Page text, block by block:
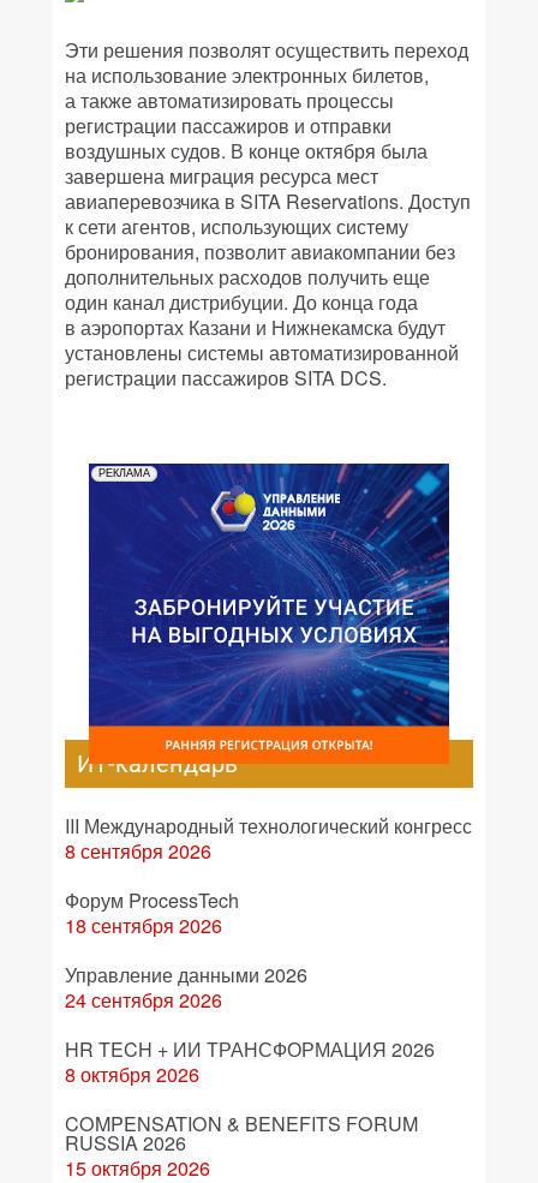
Эти решения позволят осуществить переход
на использование электронных билетов,
а также автоматизировать процессы
регистрации пассажиров и отправки
воздушных судов. В конце октября была
завершена миграция ресурса мест
авиаперевозчика в SITA Reservations. Доступ
к сети агентов, использующих систему
бронирования, позволит авиакомпании без
дополнительных расходов получить еще
один канал дистрибуции. До конца года
в аэропортах Казани и Нижнекамска будут
установлены системы автоматизированной
регистрации пассажиров SITA DCS.
РЕКЛАМА
ИТ-календарь
III Международный технологический конгресс
8 сентября 2026
Форум ProcessTech
18 сентября 2026
Управление данными 2026
24 сентября 2026
HR TECH + ИИ ТРАНСФОРМАЦИЯ 2026
8 октября 2026
COMPENSATION & BENEFITS FORUM
RUSSIA 2026
15 октября 2026